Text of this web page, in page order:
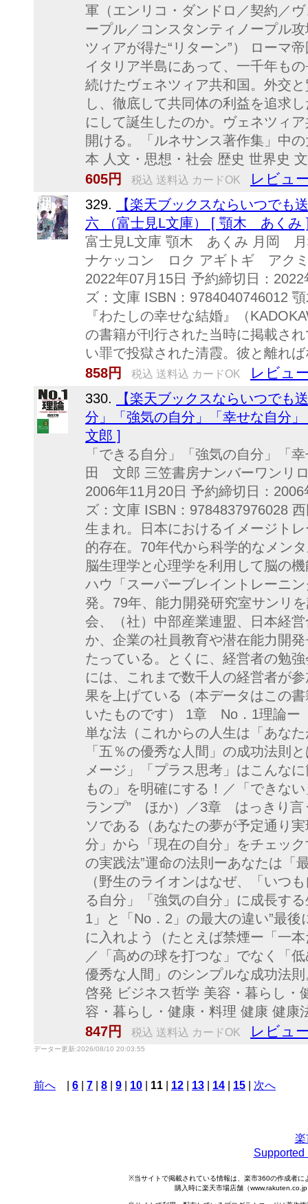
軍（エンリコ・ダンドロ／契約／
ープル／コンスタンティノープル
ツィアが得た“リターン”） ローマ
イタリア半島にあって、一千年も
続けたヴェネツィア共和国。外交
し、徹底して共同体の利益を追求
にして誕生したのか。ヴェネツィ
開ける。「ルネサンス著作集」中
本 人文・思想・社会 歴史 世界史
605円
税込 送料込 カードOK レビュ
329.
【楽天ブックスならいつで
六 （富士見L文庫） [ 顎木 あくみ
富士見L文庫 顎木 あくみ 月岡 月
ナケッコン ロク アギトギ アク
2022年07月15日 予約締切日：
ズ：文庫 ISBN：9784040746012
『わたしの幸せな結婚』（
の書籍が刊行された当時に掲載さ
い罪で投獄された清霞。彼と離れ
858円
税込 送料込 カードOK レビュ
330.
【楽天ブックスならいつでも
分」「強気の自分」「幸せな自分
文郎 ]
「できる自分」「強気の自分」「
田 文郎 三笠書房ナンバーワンリ
2006年11月20日 予約締切日：
ズ：文庫 ISBN：9784837976028
生まれ。日本におけるイメージト
的存在。70年代から科学的なメン
脳生理学と心理学を利用して脳の
ハウ「スーパーブレイントレーニ
発。79年、能力開発研究室サンリ
会、（社）中部産業連盟、日本経
か、企業の社員教育や潜在能力開
たっている。とくに、経営者の勉
には、これまで数千人の経営者が
果を上げている（本データはこの
いたものです） 1章 No．1理論ー
単な法（これからの人生は「あな
「五％の優秀な人間」の成功法
メージ」「プラス思考」はこんな
もの」を明確にする！／「できな
ランプ” ほか）／3章 はっきり言
ソである（あなたの夢が予定通り
分」から「現在の自分」をチェッ
の実践法”運命の法則ーあなたは「
（野生のライオンはなぜ、「いつ
る自分」「強気の自分」に成長
1」と「No．2」の最大の違い”最
に入れよう（たとえば禁煙ー「一
／「高めの球を打つな」でなく「
優秀な人間」のシンプルな成功法
啓発 ビジネス哲学 美容・暮らし・
容・暮らし・健康・料理 健康 健康
847円
税込 送料込 カードOK レビュ
データー更新:2026/08/10 20:03:55
前へ 6 7 8 9 10 11 12 13 14 15 次へ
楽
Supported
※当サイトで掲載されている情報は、楽市360の作成者
購入時に楽天市場店舗（